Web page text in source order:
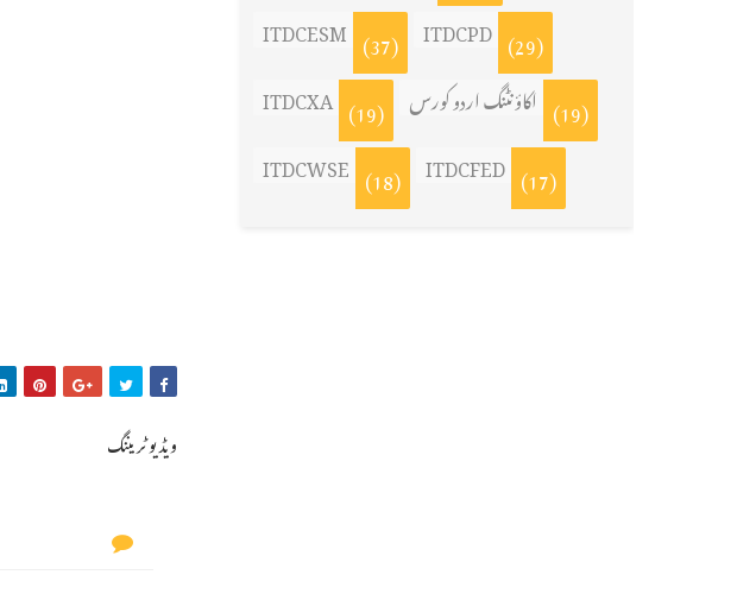
ویڈیو ٹریننگ
ITDCESM (37) ITDCPD (29)
ITDCXA (19) اکاؤنٹنگ اردو کورس (19)
ITDCWSE (18) ITDCFED (17)